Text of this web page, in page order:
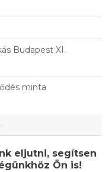
Budapest XI.
minta
eljutni, segítsen
Ön is!